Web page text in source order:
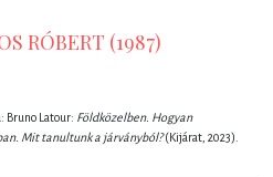
RÓBERT (1987)
Bruno Latour: Földközelben. Hogyan
Mit tanultunk a járványból?(Kijárat, 2023).